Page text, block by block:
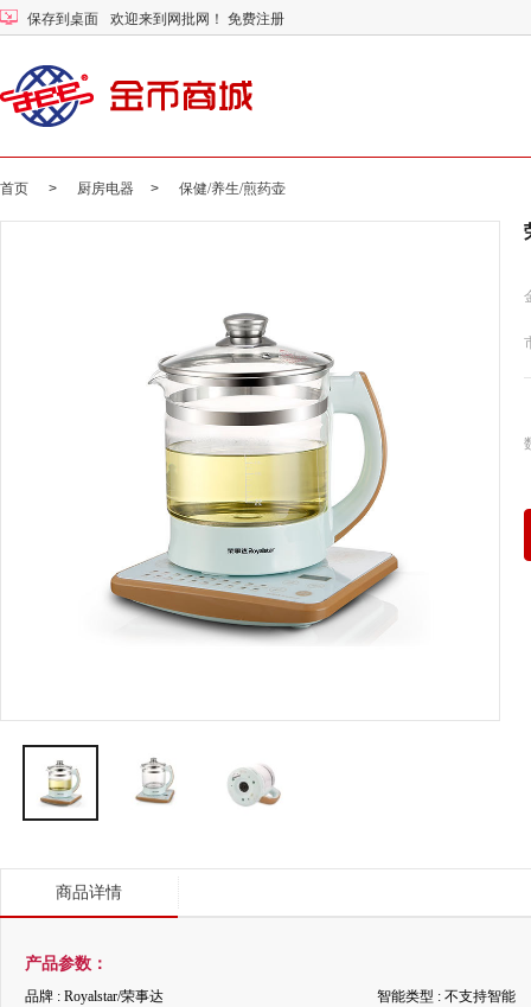
保存到桌面 欢迎来到网批网！ 免费注册
首页 > 厨房电器 > 保健/养生/煎药壶
商品详情
产品参数：
品牌 : Royalstar/荣事达
智能类型 : 不支持智能